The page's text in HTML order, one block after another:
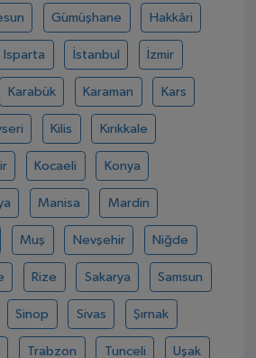
Gümüşhane Hakkâri
Isparta İstanbul İzmir
Karabük Karaman Kars
Kilis Kırıkkale
Kocaeli Konya
Manisa Mardin
Muş Nevşehir Niğde
Rize Sakarya Samsun
Sinop Sivas Şırnak
Trabzon Tunceli Uşak